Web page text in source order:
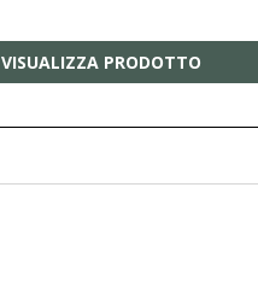
VISUALIZZA PRODOTTO